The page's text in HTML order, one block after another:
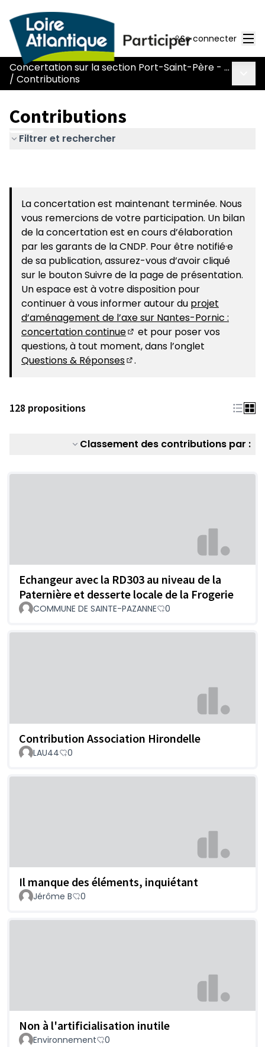
Se connecter
Concertation sur la section Port-Saint-Père - Le Pont Béranger de la route Nantes-Pornic
/ Contributions
Contributions
Filtrer et rechercher
La concertation est maintenant terminée. Nous
vous remercions de votre participation. Un bilan
de la concertation est en cours d’élaboration
par les garants de la CNDP. Pour être notifié·e
de sa publication, assurez-vous d’avoir cliqué
sur le bouton Suivre de la page de présentation.
Un espace est à votre disposition pour
continuer à vous informer autour du projet
d’aménagement de l’axe sur Nantes-Pornic :
concertation continue
(S'ouvre dans un nouvel
et pour poser vos
questions, à tout moment, dans l’onglet
Questions & Réponses
.
128 propositions
Classement des contributions par :
Echangeur avec la RD303 au niveau de la
Paternière et desserte locale de la Frogerie
COMMUNE DE SAINTE-PAZANNE 0
Contribution Association Hirondelle
LAU44 0
Il manque des éléments, inquiétant
Jérôme B 0
Non à l'artificialisation inutile
Environnement 0